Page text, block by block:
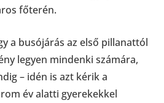
főterén.
a busójárás az első pillanattól
legyen mindenki számára,
– idén is azt kérik a
év alatti gyerekekkel